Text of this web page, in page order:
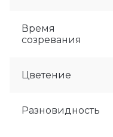
Время
созревания
Цветение
Разновидность